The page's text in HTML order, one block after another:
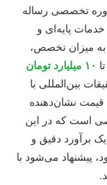
تخصصی رساله
خدمات پایه‌ای و
به میزان تخصص،
۱۰ میلیارد تومان
بین‌المللی با
قیمت نشان‌دهنده
است که در این
برآورد دقیق و
پیشنهاد می‌شود با